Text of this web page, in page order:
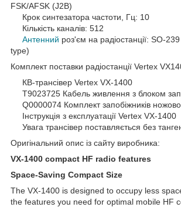
FSK/AFSK (J2B)
Крок синтезатора частоти, Гц: 10
Кількість каналів: 512
Антенний роз'єм на радіостанції: SO-
type)
Комплект поставки радіостанції Vertex
КВ-трансівер Vertex VX-1400
T9023725 Кабель живлення з блоком
Q0000074 Комплект запобіжників
Інструкція з експлуатації Vertex VX-1400
Увага трансівер поставляється без
Оригінальний опис із сайту виробника:
VX-1400 compact HF radio features
Space-Saving Compact Size
The VX-1400 is designed to occupy less
the features you need for optimal mobile HF